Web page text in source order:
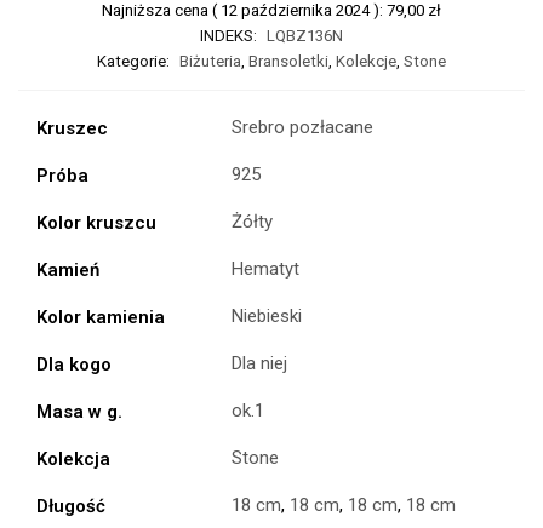
Najniższa cena ( 12 października 2024): 79,00 zł
INDEKS: LQBZ136N
Kategorie: Biżuteria, Bransoletki, Kolekcje, Stone
Kruszec Srebro pozłacane
Próba 925
Kolor kruszcu Żółty
Kamień Hematyt
Kolor kamienia Niebieski
Dla kogo Dla niej
Masa w g. ok.1
Kolekcja Stone
Długość 18 cm, 18 cm, 18 cm, 18 cm